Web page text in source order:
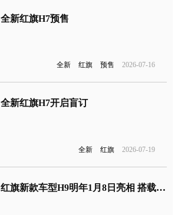
全新红旗H7预售
全新 红旗 预售 2026-07-16
全新红旗H7开启盲订
全新 红旗 2026-07-19
红旗新款车型H9明年1月8日亮相 搭载3.0T发动机